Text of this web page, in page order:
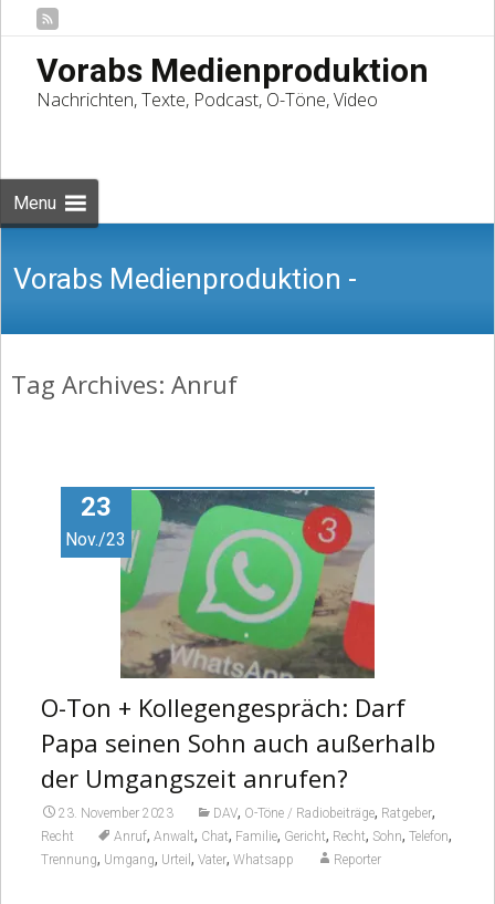
Vorabs Medienproduktion
Nachrichten, Texte, Podcast, O-Töne, Video
Menu
Vorabs Medienproduktion -
Nachrichten, Texte, Podcast, O-Töne,
Video
Tag Archives: Anruf
23
Nov./23
O-Ton + Kollegengespräch: Darf
Papa seinen Sohn auch außerhalb
der Umgangszeit anrufen?
23. November 2023 DAV, O-Töne / Radiobeiträge, Ratgeber,
Recht Anruf, Anwalt, Chat, Familie, Gericht, Recht, Sohn, Telefon,
Trennung, Umgang, Urteil , Vater, Whatsapp Reporter